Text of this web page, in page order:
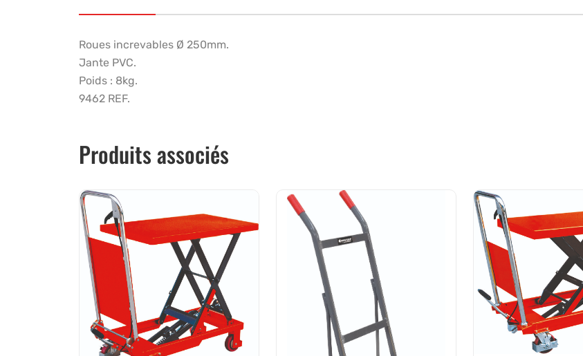
Roues increvables Ø 250mm.
Jante PVC.
Poids : 8kg.
9462 REF.
Produits associés